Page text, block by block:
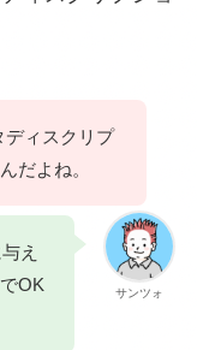
ディスクリプ
だよね。
サンツォ
え
OK